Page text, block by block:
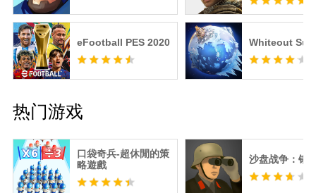
eFootball PES 2020 Whiteout
热门游戏
口袋奇兵-超休閒的策
略遊戲
沙盘战争：钢